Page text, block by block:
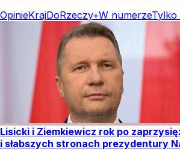
OpinieKrajDoRzeczy+W numerzeTylko
Lisicki i Ziemkiewicz rok po
i słabszych stronach prezydentury